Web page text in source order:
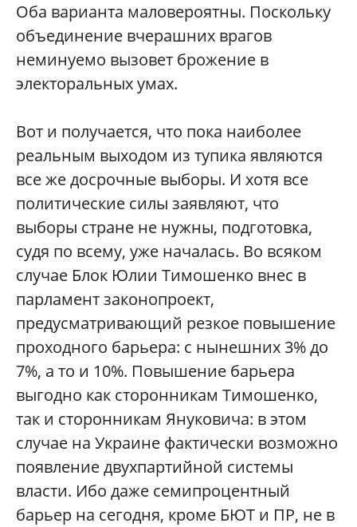
Оба варианта маловероятны. Поскольку
объединение вчерашних врагов
неминуемо вызовет брожение в
электоральных умах.
Вот и получается, что пока наиболее
реальным выходом из тупика являются
все же досрочные выборы. И хотя все
политические силы заявляют, что
выборы стране не нужны, подготовка,
судя по всему, уже началась. Во всяком
случае Блок Юлии Тимошенко внес в
парламент законопроект,
предусматривающий резкое повышение
проходного барьера: с нынешних 3% до
7%, а то и 10%. Повышение барьера
выгодно как сторонникам Тимошенко,
так и сторонникам Януковича: в этом
случае на Украине фактически возможно
появление двухпартийной системы
власти. Ибо даже семипроцентный
барьер на сегодня, кроме БЮТ и ПР, не в